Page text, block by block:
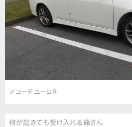
アコード ユーロR
何が起きても受け入れる爺さん